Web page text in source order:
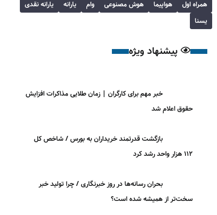
همراه اول
هواپیما هوش مصنوعی وام یارانه
یارانه نقدی
یسنا
پیشنهاد ویژه
خبر مهم برای کارگران | زمان طلایی مذاکرات افزایش
حقوق اعلام شد
بازگشت قدرتمند خریداران به بورس / شاخص کل
۱۱۲ هزار واحد رشد کرد
بحران رسانه‌ها در روز خبرنگاری / چرا تولید خبر
سخت‌تر از همیشه شده است؟